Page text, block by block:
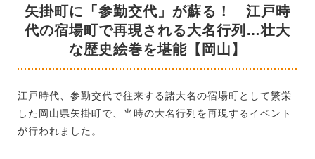
矢掛町に「参勤交代」が蘇る！ 江戸時
代の宿場町で再現される大名行列…壮大
な歴史絵巻を堪能【岡山】
江戸時代、参勤交代で往来する諸大名の宿場町として繁栄
した岡山県矢掛町で、当時の大名行列を再現するイベント
が行われました。